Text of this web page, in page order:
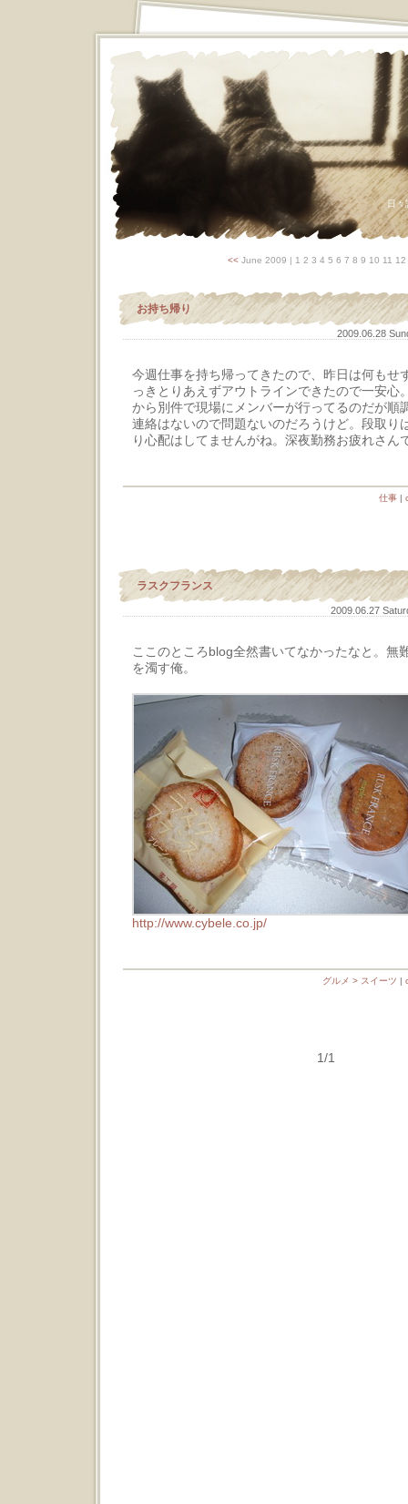
日
<< June 2009 | 1 2 3 4 5 6 7 8 9 10 11
お持ち帰り
2009.06.28
今週仕事を持ち帰ってきたので、昨日は何もせ
っきとりあえずアウトラインできたので一安心
から別件で現場にメンバーが行ってるのだが順
連絡はないので問題ないのだろうけど。段取り
り心配はしてませんがね。深夜勤務お疲れさん
仕事 |
ラスクフランス
2009.06.27
ここのところblog全然書いてなかったなと。無
を濁す俺。
http://www.cybele.co.jp/
グルメ > スイーツ |
1/1